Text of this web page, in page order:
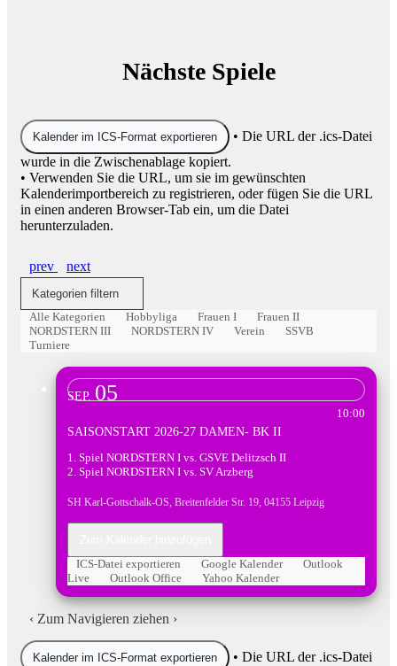
Nächste Spiele
Kalender im ICS-Format exportieren
• Die URL der .ics-Datei
wurde in die Zwischenablage kopiert.
• Verwenden Sie die URL, um sie im gewünschten
Kalenderimportbereich zu registrieren, oder fügen Sie die URL
in einen anderen Browser-Tab ein, um die Datei
herunterzuladen.
prev next
Kategorien filtern
Alle Kategorien
Hobbyliga Frauen I
Frauen II
NORDSTERN III
NORDSTERN IV Verein
SSVB
Turniere
Frauen I
SEP. 05
10:00
SAISONSTART 2026-27 DAMEN- BK II
1. Spiel NORDSTERN I vs. GSVE Delitzsch II
2. Spiel NORDSTERN I vs. SV Arzberg
SH Karl-Gottschalk-OS, Breitenfelder Str. 19, 04155 Leipzig
ICS-Datei exportieren
Google Kalender
Outlook
Live
Outlook Office Yahoo Kalender
‹ Zum Navigieren ziehen ›
Kalender im ICS-Format exportieren
• Die URL der .ics-Datei